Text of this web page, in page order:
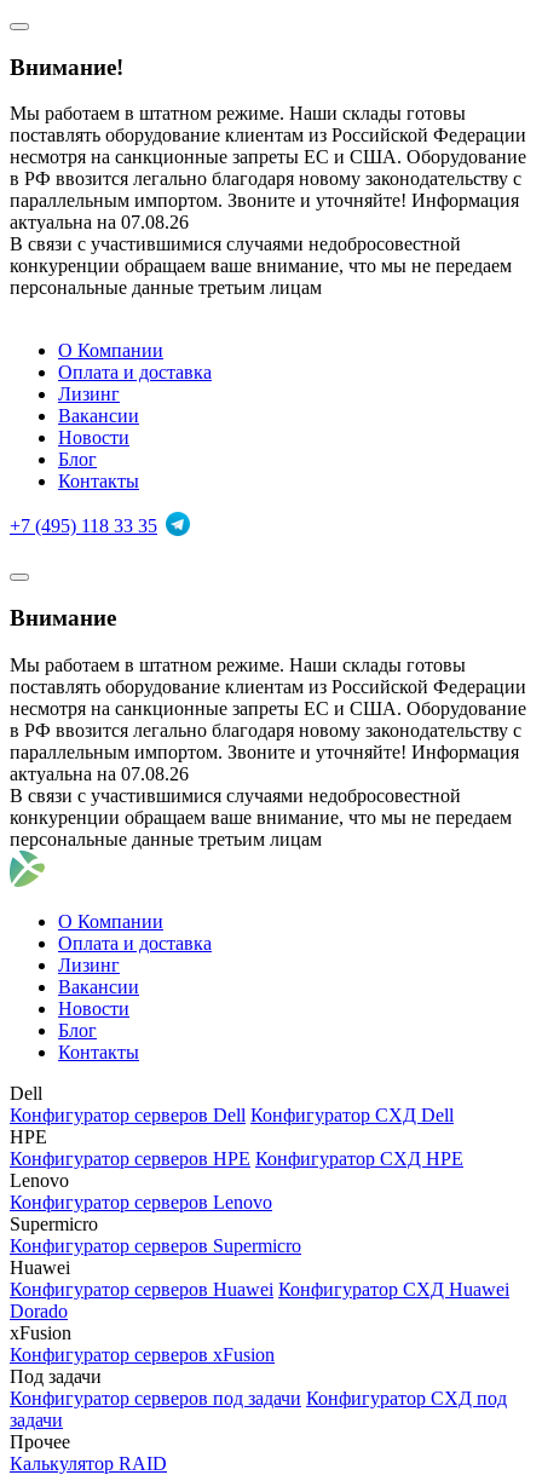
Внимание!
Мы работаем в штатном режиме. Наши склады готовы
поставлять оборудование клиентам из Российской Федерации
несмотря на санкционные запреты ЕС и США. Оборудование
в РФ ввозится легально благодаря новому законодательству с
параллельным импортом. Звоните и уточняйте! Информация
актуальна на 07.08.26
В связи с участившимися случаями недобросовестной
конкуренции обращаем ваше внимание, что мы не передаем
персональные данные третьим лицам
О Компании
Оплата и доставка
Лизинг
Вакансии
Новости
Блог
Контакты
+7 (495) 118 33 35
Внимание
Мы работаем в штатном режиме. Наши склады готовы
поставлять оборудование клиентам из Российской Федерации
несмотря на санкционные запреты ЕС и США. Оборудование
в РФ ввозится легально благодаря новому законодательству с
параллельным импортом. Звоните и уточняйте! Информация
актуальна на 07.08.26
В связи с участившимися случаями недобросовестной
конкуренции обращаем ваше внимание, что мы не передаем
персональные данные третьим лицам
О Компании
Оплата и доставка
Лизинг
Вакансии
Новости
Блог
Контакты
Dell
Конфигуратор серверов Dell Конфигуратор СХД Dell
HPE
Конфигуратор серверов HPE Конфигуратор СХД HPE
Lenovo
Конфигуратор серверов Lenovo
Supermicro
Конфигуратор серверов Supermicro
Huawei
Конфигуратор серверов Huawei Конфигуратор СХД Huawei
Dorado
xFusion
Конфигуратор серверов xFusion
Под задачи
Конфигуратор серверов под задачи Конфигуратор СХД под
задачи
Прочее
Калькулятор RAID